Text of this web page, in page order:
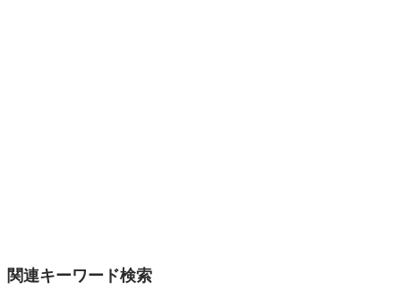
関連キーワード検索